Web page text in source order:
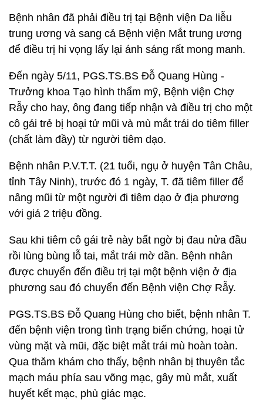
Bệnh nhân đã phải điều trị tại Bệnh viện Da liễu
trung ương và sang cả Bệnh viện Mắt trung ương
để điều trị hi vọng lấy lại ánh sáng rất mong manh.
Đến ngày 5/11, PGS.TS.BS Đỗ Quang Hùng -
Trưởng khoa Tạo hình thẩm mỹ, Bệnh viện Chợ
Rẫy cho hay, ông đang tiếp nhận và điều trị cho một
cô gái trẻ bị hoại tử mũi và mù mắt trái do tiêm filler
(chất làm đầy) từ người tiêm dạo.
Bệnh nhân P.V.T.T. (21 tuổi, ngụ ở huyện Tân Châu,
tỉnh Tây Ninh), trước đó 1 ngày, T. đã tiêm filler để
nâng mũi từ một người đi tiêm dạo ở địa phương
với giá 2 triệu đồng.
Sau khi tiêm cô gái trẻ này bất ngờ bị đau nửa đầu
rồi lùng bùng lỗ tai, mắt trái mờ dần. Bệnh nhân
được chuyển đến điều trị tại một bệnh viện ở địa
phương sau đó chuyển đến Bệnh viện Chợ Rẫy.
PGS.TS.BS Đỗ Quang Hùng cho biết, bệnh nhân T.
đến bệnh viện trong tình trạng biến chứng, hoại tử
vùng mặt và mũi, đặc biệt mắt trái mù hoàn toàn.
Qua thăm khám cho thấy, bệnh nhân bị thuyên tắc
mạch máu phía sau võng mạc, gây mù mắt, xuất
huyết kết mạc, phù giác mạc.